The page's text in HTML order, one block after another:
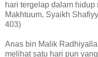
hari tergelap dalam
Makhtuum, Syaikh
403)
Anas bin Malik
melihat satu hari pun